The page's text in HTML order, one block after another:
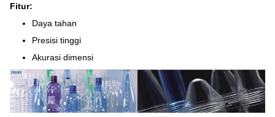
Fitur:
Daya tahan
Presisi tinggi
Akurasi dimensi